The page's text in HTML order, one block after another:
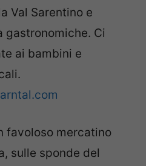
Val Sarentino e
gastronomiche. Ci
ai bambini e
favoloso mercatino
sulle sponde del